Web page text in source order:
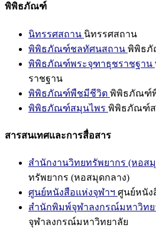
พิพิธภัณฑ์
นิทรรศสถาน นิทรรศสถาน
พิพิธภัณฑ์ชลทัศนสถาน พิพิธภั
พิพิธภัณฑ์พระจุฑาธุชราชฐาน
ราชฐาน
พิพิธภัณฑ์พืชมีชีวิต พิพิธภัณฑ์
พิพิธภัณฑ์สมุนไพร พิพิธภัณฑ์ส
สารสนเทศและการสื่อสาร
สำนักงานวิทยทรัพยากร (หอส
ทรัพยากร (หอสมุดกลาง)
ศูนย์หนังสือแห่งจุฬาฯ ศูนย์หนัง
สำนักพิมพ์จุฬาลงกรณ์มหาวิทย
จุฬาลงกรณ์มหาวิทยาลัย